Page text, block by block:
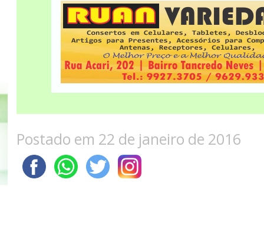
Postado em 22 de janeiro de 2016